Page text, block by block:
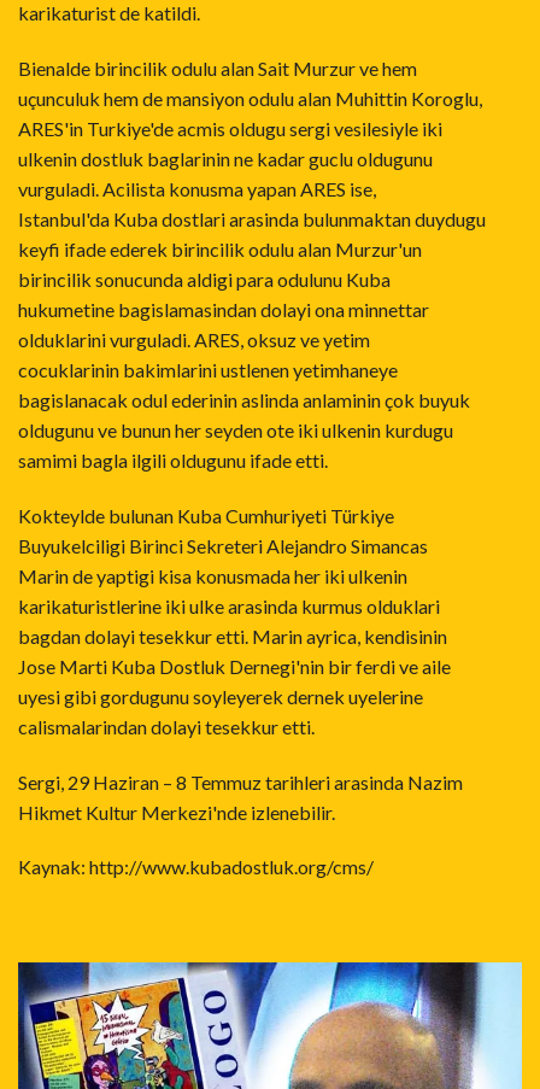
karikaturist de katildi.
Bienalde birincilik odulu alan Sait Murzur ve hem
uçunculuk hem de mansiyon odulu alan Muhittin Koroglu,
ARES'in Turkiye'de acmis oldugu sergi vesilesiyle iki
ulkenin dostluk baglarinin ne kadar guclu oldugunu
vurguladi. Acilista konusma yapan ARES ise,
Istanbul'da Kuba dostlari arasinda bulunmaktan duydugu
keyfi ifade ederek birincilik odulu alan Murzur'un
birincilik sonucunda aldigi para odulunu Kuba
hukumetine bagislamasindan dolayi ona minnettar
olduklarini vurguladi. ARES, oksuz ve yetim
cocuklarinin bakimlarini ustlenen yetimhaneye
bagislanacak odul ederinin aslinda anlaminin çok buyuk
oldugunu ve bunun her seyden ote iki ulkenin kurdugu
samimi bagla ilgili oldugunu ifade etti.
Kokteylde bulunan Kuba Cumhuriyeti Türkiye
Buyukelciligi Birinci Sekreteri Alejandro Simancas
Marin de yaptigi kisa konusmada her iki ulkenin
karikaturistlerine iki ulke arasinda kurmus olduklari
bagdan dolayi tesekkur etti. Marin ayrica, kendisinin
Jose Marti Kuba Dostluk Dernegi'nin bir ferdi ve aile
uyesi gibi gordugunu soyleyerek dernek uyelerine
calismalarindan dolayi tesekkur etti.
Sergi, 29 Haziran – 8 Temmuz tarihleri arasinda Nazim
Hikmet Kultur Merkezi'nde izlenebilir.
Kaynak: http://www.kubadostluk.org/cms/